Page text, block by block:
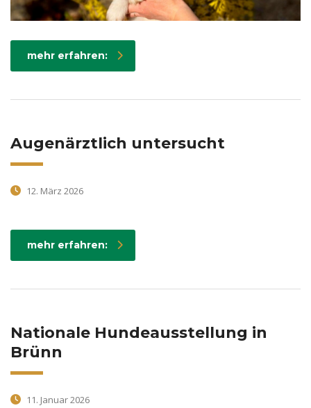
mehr erfahren:
Augenärztlich untersucht
12. März 2026
mehr erfahren:
Nationale Hundeausstellung in
Brünn
11. Januar 2026